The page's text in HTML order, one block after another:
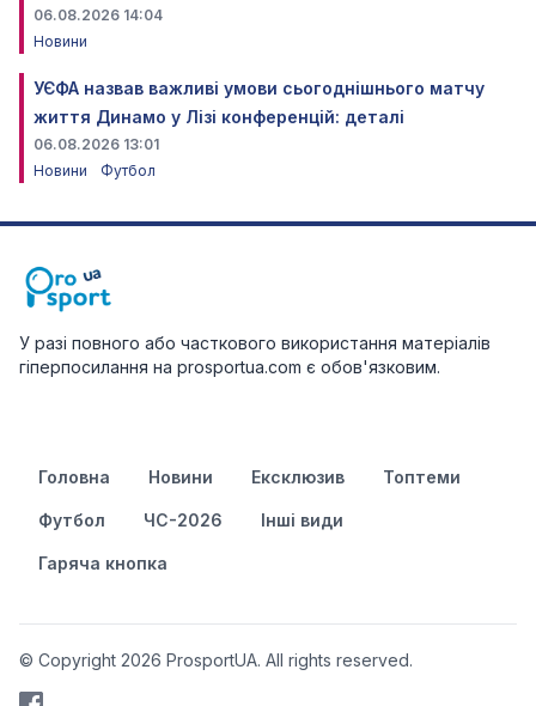
06.08.2026 14:04
Новини
УЄФА назвав важливі умови сьогоднішнього матчу
життя Динамо у Лізі конференцій: деталі
06.08.2026 13:01
Новини
Футбол
У разі повного або часткового використання матеріалів
гіперпосилання на prosportua.com є обов'язковим.
Головна Новини Ексклюзив Топтеми
Футбол ЧС-2026 Інші види
Гаряча кнопка
© Copyright 2026 ProsportUA. All rights reserved.